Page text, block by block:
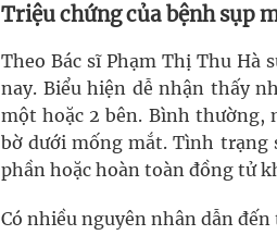
Triệu chứng của bệnh sụp
Theo Bác sĩ Phạm Thị Thu
nay. Biểu hiện dễ nhận thấy
một hoặc 2 bên. Bình thường,
bờ dưới mống mắt. Tình
phần hoặc hoàn toàn đồng tử
Có nhiều nguyên nhân dẫn